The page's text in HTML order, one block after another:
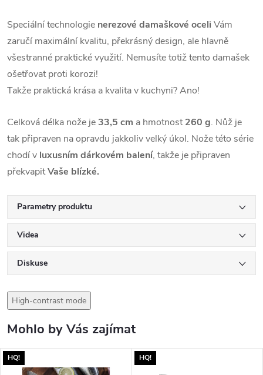
Speciální technologie nerezové damaškové oceli Vám
zaručí maximální kvalitu, překrásný design, ale hlavně
všestranné praktické využití. Nemusíte totiž tento damašek
ošetřovat proti korozi!
Takže praktická krása a kvalita v kuchyni? Ano!
Celková délka nože je33,5 cm a hmotnost260 g. Nůž je
tak připraven na opravdu jakkoliv velký úkol. Nože této série
chodí v luxusním dárkovém balení, takže je připraven
překvapitVaše blízké.
Parametry produktu
Videa
Diskuse
High-contrast mode
Mohlo by Vás zajímat
HQ! HQ!